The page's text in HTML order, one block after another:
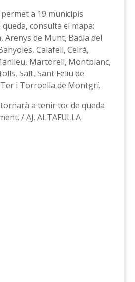
a 19 municipis
consulta el mapa:
Arenys de Munt, Badia del
Calafell, Celrà,
Martorell, Montblanc,
Salt, Sant Feliu de
i Torroella de Montgrí.
a tenir toc de queda
/ AJ. ALTAFULLA